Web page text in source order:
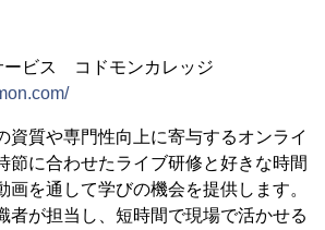
ービス コドモンカレッジ
資質や専門性向上に寄与するオンライ
節に合わせたライブ研修と好きな時間
画を通して学びの機会を提供します。
者が担当し、短時間で現場で活かせる